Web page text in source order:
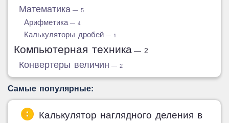
Математика — 5
Арифметика — 4
Калькуляторы дробей — 1
Компьютерная техника — 2
Конвертеры величин — 2
Самые популярные:
Калькулятор наглядного деления в